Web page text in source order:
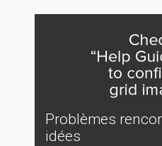
Problèmes
idées